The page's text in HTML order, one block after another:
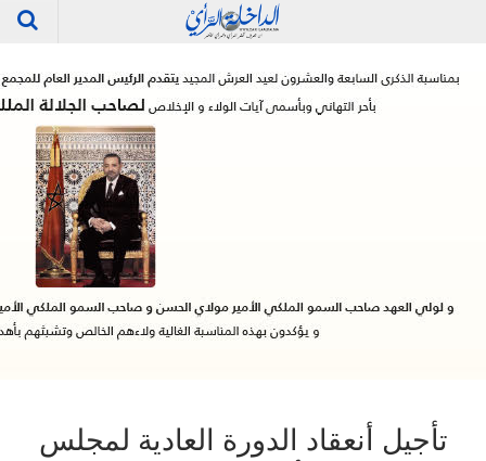
تأجيل أنعقاد الدورة العادية لمجلس